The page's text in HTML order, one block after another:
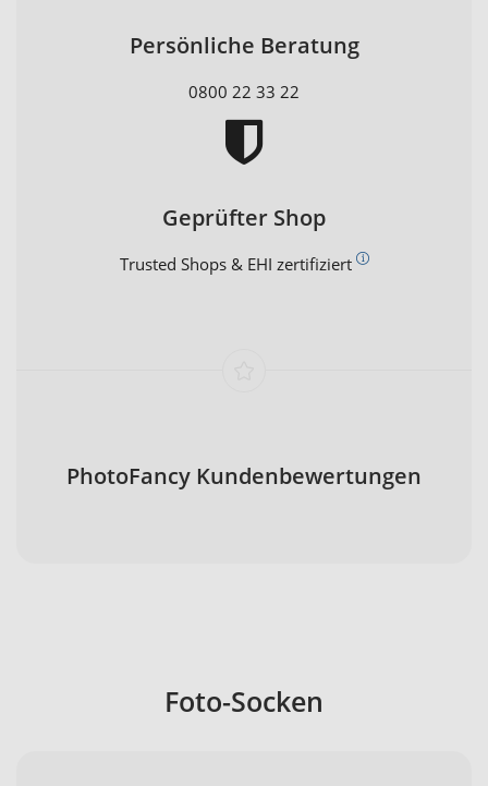
Persönliche Beratung
0800 22 33 22
Geprüfter Shop
Trusted Shops & EHI zertifiziert
PhotoFancy Kundenbewertungen
Foto-Socken